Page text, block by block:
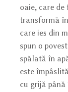
oaie, care
transformă
care ies din
spun o
spălată în
este
cu grijă